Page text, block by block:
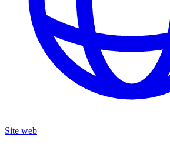
Site web